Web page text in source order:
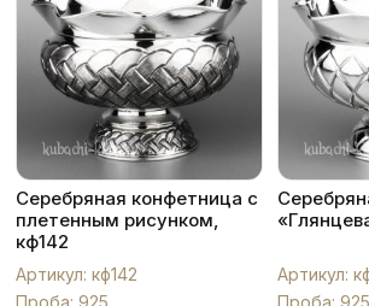
Серебряная конфетница с
плетенным рисунком,
кф142
Артикул: кф142
Проба: 925
Артикул:
Проба: 925